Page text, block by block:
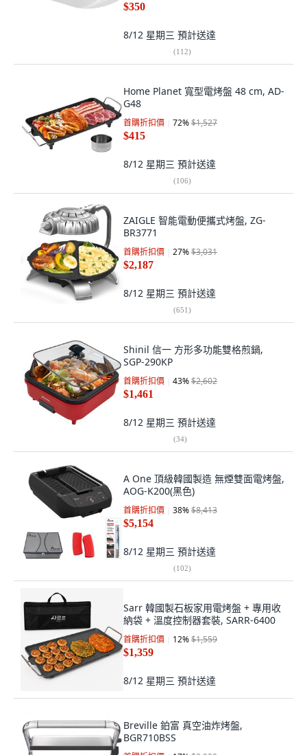
$350
8/12 星期三 預計送達
(112)
Home Planet 寬型電烤盤 48 cm, AD-
G48
首購折扣價 72%$1,527
$415
8/12 星期三 預計送達
(106)
ZAIGLE 智能電動便攜式烤盤, ZG-
BR3771
首購折扣價 27%$3,031
$2,187
8/12 星期三 預計送達
(651)
Shinil 信一 方形多功能雙格煎鍋,
SGP-290KP
首購折扣價 43%$2,602
$1,461
8/12 星期三 預計送達
(34)
A One 頂級韓國製造 無煙雙面電烤盤,
AOG-K200(黑色)
首購折扣價 38%$8,413
$5,154
8/12 星期三 預計送達
(102)
Sarr 韓國製石板家用電烤盤 + 專用收
納袋 + 溫度控制器套裝, SARR-6400
首購折扣價 12%$1,559
$1,359
8/12 星期三 預計送達
Breville 鉑富 真空油炸烤盤,
BGR710BSS